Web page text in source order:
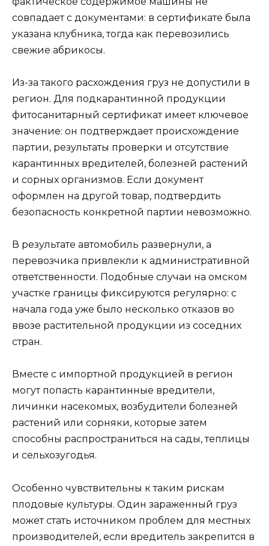
совпадает с документами: в сертификате была
указана клубника, тогда как перевозились
свежие абрикосы.
Из-за такого расхождения груз не допустили в
регион. Для подкарантинной продукции
фитосанитарный сертификат имеет ключевое
значение: он подтверждает происхождение
партии, результаты проверки и отсутствие
карантинных вредителей, болезней растений
и сорных организмов. Если документ
оформлен на другой товар, подтвердить
безопасность конкретной партии невозможно.
В результате автомобиль развернули, а
перевозчика привлекли к административной
ответственности. Подобные случаи на омском
участке границы фиксируются регулярно: с
начала года уже было несколько отказов во
ввозе растительной продукции из соседних
стран.
Вместе с импортной продукцией в регион
могут попасть карантинные вредители,
личинки насекомых, возбудители болезней
растений или сорняки, которые затем
способны распространиться на сады, теплицы
и сельхозугодья.
Особенно чувствительны к таким рискам
плодовые культуры. Один зараженный груз
может стать источником проблем для местных
производителей, если вредитель закрепится в